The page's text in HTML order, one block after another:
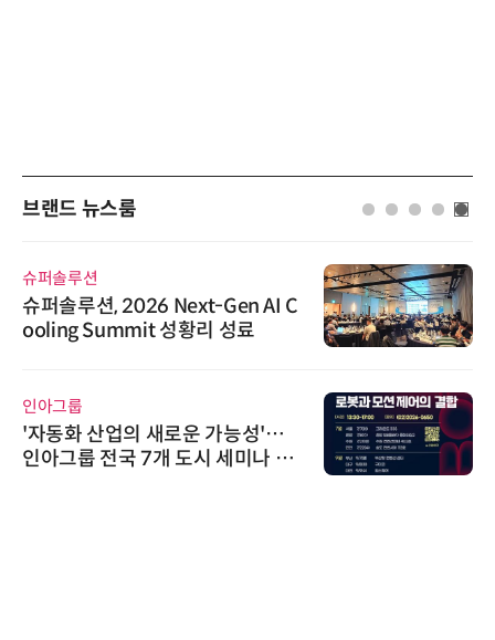
브랜드 뉴스룸
솔루션
솔루션, 2026 Next-Gen AI C
Summit 성황리 성료
그룹
화 산업의 새로운 가능성'…
그룹 전국 7개 도시 세미나 페
한국
태양
신…
씨앤
씨앤
산관